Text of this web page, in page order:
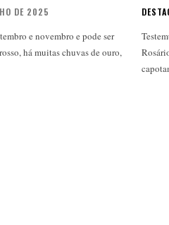
DE 2025
e novembro e pode ser